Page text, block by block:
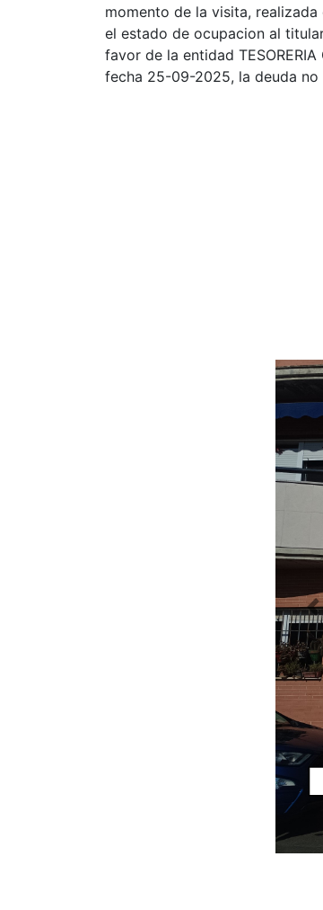
momento de la visita,
el estado de ocupacion al
favor de la entidad
fecha 25-09-2025, la deuda